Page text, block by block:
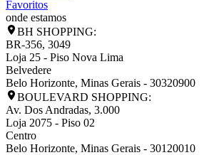
Favoritos
onde estamos
BH SHOPPING:
BR-356, 3049
Loja 25 - Piso Nova Lima
Belvedere
Belo Horizonte, Minas Gerais - 30320900
BOULEVARD SHOPPING:
Av. Dos Andradas, 3.000
Loja 2075 - Piso 02
Centro
Belo Horizonte, Minas Gerais - 30120010